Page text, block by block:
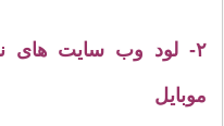
۲- لود وب سایت های
موبایل